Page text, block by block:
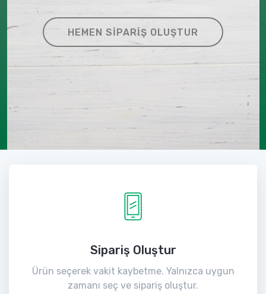
HEMEN SIPARIŞ OLUŞTUR
Sipariş Oluştur
Ürün seçerek vakit kaybetme. Yalnızca uygun
zamanı seç ve sipariş oluştur.